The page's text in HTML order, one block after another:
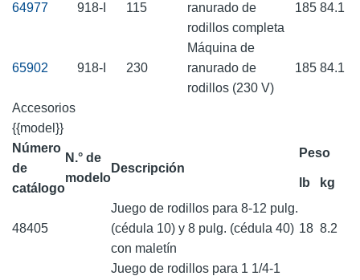
64977 918-I 115
ranurado de
rodillos completa
185 84.1
65902 918-I 230
Máquina de
ranurado de
rodillos (230 V)
185 84.1
Accesorios
{{model}}
Número
de
catálogo
N.° de
modelo
Descripción
Peso
lb kg
48405
Juego de rodillos para 8-12 pulg.
(cédula 10) y 8 pulg. (cédula 40)
con maletín
18 8.2
Juego de rodillos para 1 1/4-1